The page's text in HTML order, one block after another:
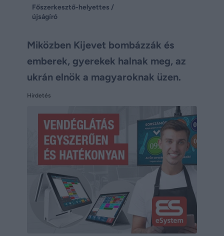
Főszerkesztő-helyettes /
újságíró
Miközben Kijevet bombázzák és
emberek, gyerekek halnak meg, az
ukrán elnök a magyaroknak üzen.
Hirdetés